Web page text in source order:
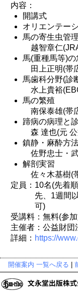
内容：
開講式
オリエンテー
馬の寄生虫管理
越智章仁
馬(重種馬等)
田上正明(帯
馬歯科分野(診
水上貴裕
馬の繁殖
南保泰雄(帯
蹄病の病理と
森 達也(元
鎮静・麻酔方
佐野忠士・
解剖実習
佐々木基樹(
定員：10名(先着
先、1週間
可)
受講料：無料(参
主催者：公益財団
詳細： https://
開催案内 一覧へ戻る